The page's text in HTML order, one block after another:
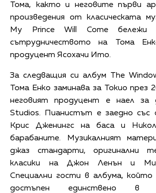
Тома, както и неговите първи
произведения от класическата
My Prince Will Come бележи
сътрудничеството на Тома
продуцент Ясохачи Ито.
За следващия си албум The
Тома Енко заминава за Токио през
неговият продуцент е наел за
Studios. Пианистът е заедно със
Крис Дженингс на баса и
барабаните. Музикалният
джаз стандарти, оригинални
класики на Джон Ленън и
Специални гости в албума,
достъпен единствено в